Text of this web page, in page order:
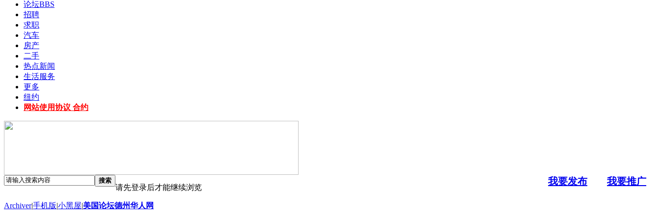
论坛BBS
招聘
求职
汽车
房产
二手
热点新闻
生活服务
更多
纽约
网站使用协议 合约
搜索 我要发布 我要推广
请先登录后才能继续浏览
Archiver|手机版|小黑屋|美国论坛德州华人网